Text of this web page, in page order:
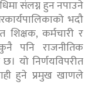
संलग्न हुन नपाउने
भदौ
कर्मचारी र
पनि राजनीतिक
यो निर्णयविपरीत
हुने प्रमुख खाणले